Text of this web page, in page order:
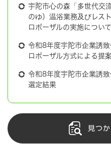
宇陀市心の森「多世代交
のゆ）温浴業務及びレス
ロポーザルの実施について
令和8年度宇陀市企業誘
ロポーザル方式による提
令和8年度宇陀市企業誘
選定結果
見つ